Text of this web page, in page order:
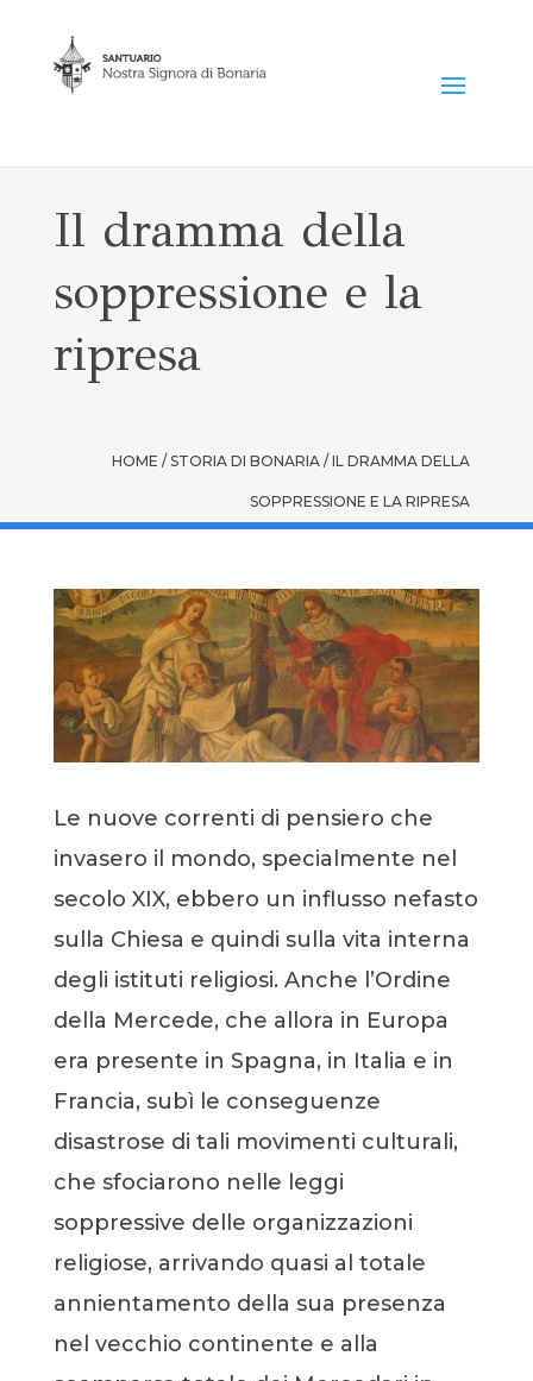
Il dramma della
soppressione e la
ripresa
HOME / STORIA DI BONARIA / IL DRAMMA DELLA
SOPPRESSIONE E LA RIPRESA
Le nuove correnti di pensiero che
invasero il mondo, specialmente nel
secolo XIX, ebbero un influsso nefasto
sulla Chiesa e quindi sulla vita interna
degli istituti religiosi. Anche l’Ordine
della Mercede, che allora in Europa
era presente in Spagna, in Italia e in
Francia, subì le conseguenze
disastrose di tali movimenti culturali,
che sfociarono nelle leggi
soppressive delle organizzazioni
religiose, arrivando quasi al totale
annientamento della sua presenza
nel vecchio continente e alla